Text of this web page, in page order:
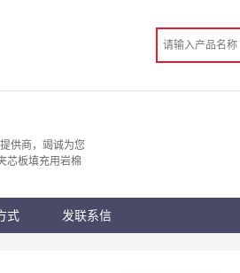
手机访问展示厅
供商，竭诚为您
芯板填充用岩棉
式 发联系信